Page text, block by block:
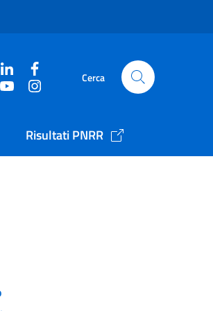
Cerca
Risultati PNRR